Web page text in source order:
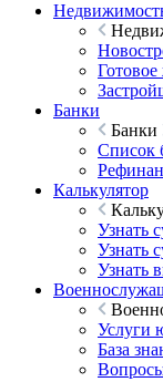
Банки
Банки
Список
Калькулятор
Узнать
Узнать
Узнать
Услуги
База